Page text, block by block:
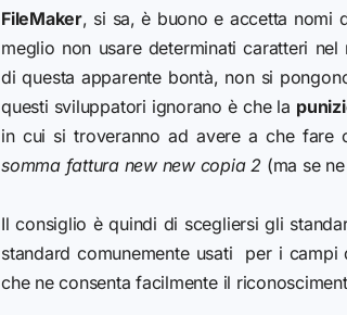
FileMaker, si sa, è buono e accetta nomi
meglio non usare determinati caratteri
di questa apparente bontà, non si
questi sviluppatori ignorano è che la
in cui si troveranno ad avere a che
somma fattura new new copia 2 (ma se
Il consiglio è quindi di scegliersi gli
standard comunemente usati per i campi
che ne consenta facilmente il